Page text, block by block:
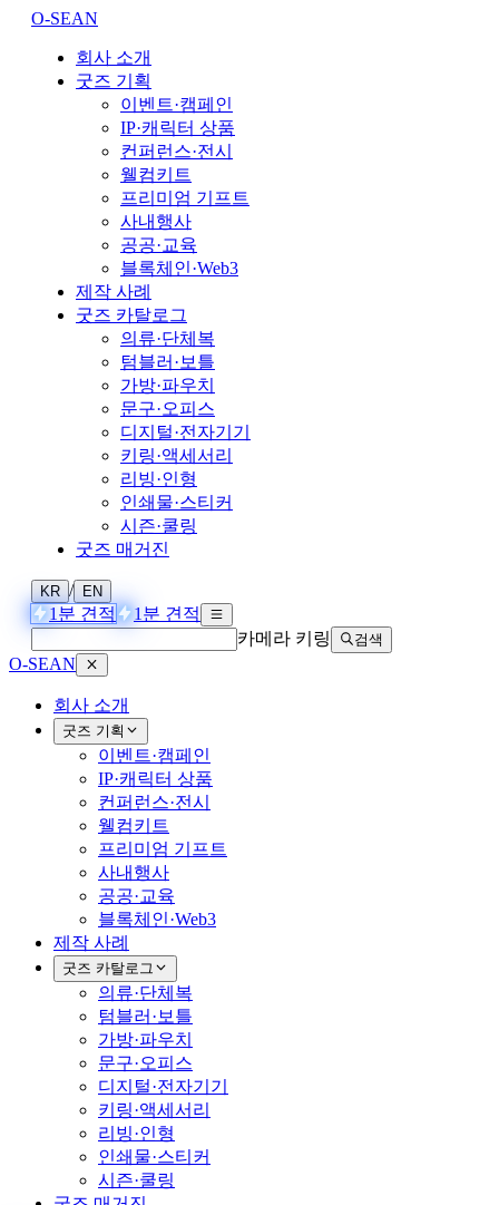
O-SEAN
회사 소개
굿즈 기획
이벤트·캠페인
IP·캐릭터 상품
컨퍼런스·전시
웰컴키트
프리미엄 기프트
사내행사
공공·교육
블록체인·Web3
제작 사례
굿즈 카탈로그
의류·단체복
텀블러·보틀
가방·파우치
문구·오피스
디지털·전자기기
키링·액세서리
리빙·인형
인쇄물·스티커
시즌·쿨링
굿즈 매거진
KR / EN
1분 견적
1분 견적
카메라 키링
검색
O-SEAN
회사 소개
굿즈 기획
이벤트·캠페인
IP·캐릭터 상품
컨퍼런스·전시
웰컴키트
프리미엄 기프트
사내행사
공공·교육
블록체인·Web3
제작 사례
굿즈 카탈로그
의류·단체복
텀블러·보틀
가방·파우치
문구·오피스
디지털·전자기기
키링·액세서리
리빙·인형
인쇄물·스티커
시즌·쿨링